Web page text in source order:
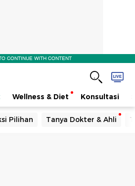
CONTINUE WITH CONTENT
Wellness & Diet Konsultasi
Pilihan Tanya Dokter & Ahli